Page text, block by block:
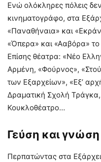
Ενώ ολόκληρες πόλεις
κινηματογράφο, στα
«Παναθήναια» και
«Όπερα» και «Ααβόρα» το
Επίσης θέατρα: «Νέο
Αρμένη, «Φούρνος»,
των Εξαρχείων», «Εξ’
Δραματική Σχολή
Κουκλοθέατρο…
Γεύση και γνώση
Περπατώντας στα